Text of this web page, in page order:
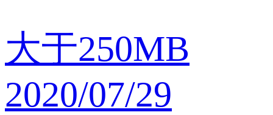
大于250MB
2020/07/29